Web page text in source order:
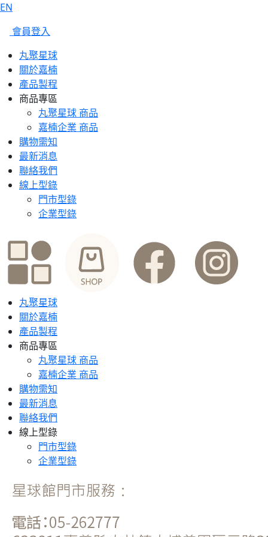
EN
會員登入
丸聚星球
關於嘉楠
產品製程
商品專區
丸聚星球 商品
嘉楠企業 商品
購物需知
最新消息
聯絡我們
線上型錄
門市型錄
企業型錄
丸聚星球
關於嘉楠
產品製程
商品專區
丸聚星球 商品
嘉楠企業 商品
購物需知
最新消息
聯絡我們
線上型錄
門市型錄
企業型錄